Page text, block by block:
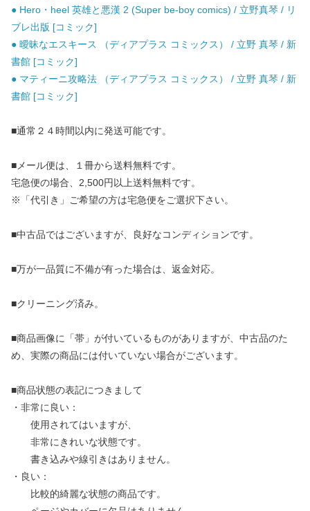
● Hero・heel 英雄と悪漢 2 (Super be-boy comics) / 立野真琴 / リ
ブレ出版 [コミック]
● 曖昧なエスキース （ディアプラス コミックス） / 立野 真琴 / 新
書館 [コミック]
● マティーニ攻略法 （ディアプラス コミックス） / 立野 真琴 / 新
書館 [コミック]
■通常２４時間以内に発送可能です。
■メール便は、１冊から送料無料です。
宅急便の場合、2,500円以上送料無料です。
※「代引き」ご希望の方は宅急便をご選択下さい。
■中古品ではございますが、良好なコンディションです。
■万が一品質に不備が有った場合は、返金対応。
■クリーニング済み。
■商品画像に「帯」が付いているものがありますが、中古品のた
め、実際の商品には付いていない場合がございます。
■商品状態の表記につきまして
・非常に良い：
使用されてはいますが、
非常にきれいな状態です。
書き込みや線引きはありません。
・良い：
比較的綺麗な状態の商品です。